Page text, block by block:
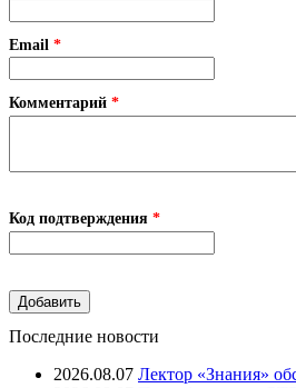
Email *
Комментарий *
Код подтверждения *
Последние новости
2026.08.07 Лектор «Знания»